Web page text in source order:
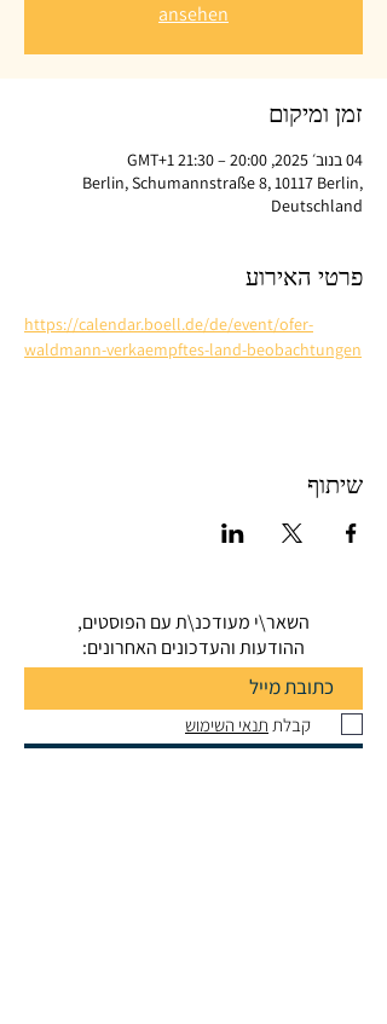
ansehen
זמן ומיקום
04 בנוב׳ 2025, 20:00 – 21:30 GMT‎+1‎
Berlin, Schumannstraße 8, 10117 Berlin,
Deutschland
פרטי האירוע
https://calendar.boell.de/de/event/ofer-
waldmann-verkaempftes-land-beobachtungen
שיתוף
השאר\י מעודכנ\ת עם הפוסטים,
ההודעות והעדכונים האחרונים:
קבלת תנאי השימוש
הרשמה